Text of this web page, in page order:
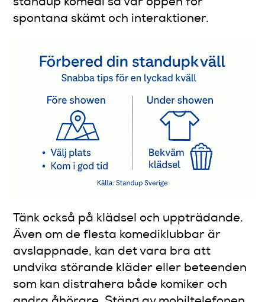
spontana skämt och interaktioner.
Tänk också på klädsel och uppträdande.
Även om de flesta komediklubbar är
avslappnade, kan det vara bra att
undvika störande kläder eller beteenden
som kan distrahera både komiker och